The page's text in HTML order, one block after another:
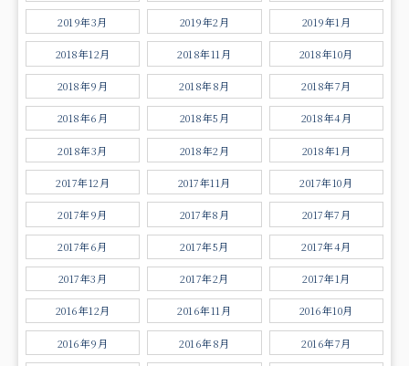
2019年3月 2019年2月 2019年1月
2018年12月 2018年11月 2018年10月
2018年9月 2018年8月 2018年7月
2018年6月 2018年5月 2018年4月
2018年3月 2018年2月 2018年1月
2017年12月 2017年11月 2017年10月
2017年9月 2017年8月 2017年7月
2017年6月 2017年5月 2017年4月
2017年3月 2017年2月 2017年1月
2016年12月 2016年11月 2016年10月
2016年9月 2016年8月 2016年7月